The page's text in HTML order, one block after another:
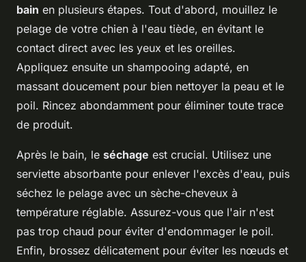
bain en plusieurs étapes. Tout d'abord, mouillez le
pelage de votre chien à l'eau tiède, en évitant le
contact direct avec les yeux et les oreilles.
Appliquez ensuite un shampooing adapté, en
massant doucement pour bien nettoyer la peau et le
poil. Rincez abondamment pour éliminer toute trace
de produit.
Après le bain, le séchage est crucial. Utilisez une
serviette absorbante pour enlever l'excès d'eau, puis
séchez le pelage avec un sèche-cheveux à
température réglable. Assurez-vous que l'air n'est
pas trop chaud pour éviter d'endommager le poil.
Enfin, brossez délicatement pour éviter les nœuds et